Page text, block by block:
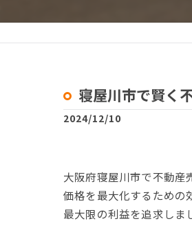
寝屋川市で賢く
2024/12/10
大阪府寝屋川市で不動産
価格を最大化するための
最大限の利益を追求しま